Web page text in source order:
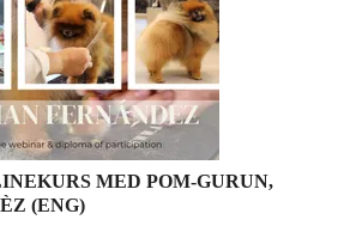
MED POM-GURUN,
(ENG)